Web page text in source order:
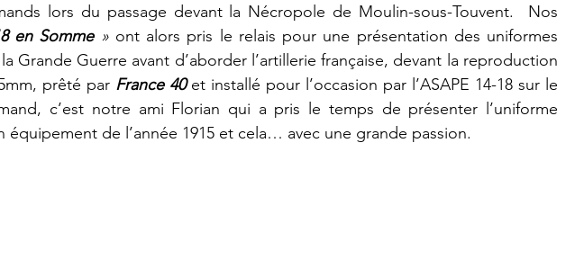
lors du passage devant la Nécropole de Moulin-sous-Touvent.  Nos
en Somme » ont alors pris le relais pour une présentation des uniformes
Grande Guerre avant d’aborder l’artillerie française, devant la reproduction
prêté par France 40 et installé pour l’occasion par l’ASAPE 14-18 sur le
c’est notre ami Florian qui a pris le temps de présenter l’uniforme
équipement de l’année 1915 et cela… avec une grande passion.